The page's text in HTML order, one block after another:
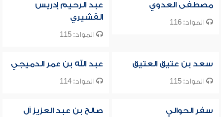
مصطفى العدوي
المواد: 116
عبد الرحيم إدريس
القشيري
المواد: 115
سعد بن عتيق العتيق
المواد: 115
عبد الله بن عمر الدميجي
المواد: 114
سفر الحوالي
صالح بن عبد العزيز آل